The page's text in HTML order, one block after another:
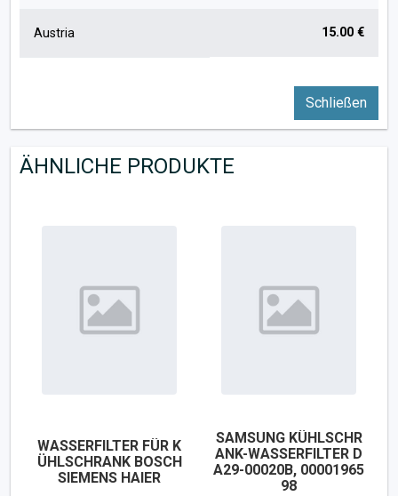
Austria 15.00 €
Schließen
ÄHNLICHE PRODUKTE
WASSERFILTER FÜR K
ÜHLSCHRANK BOSCH
SIEMENS HAIER
SAMSUNG KÜHLSCHR
ANK-WASSERFILTER D
A29-00020B, 00001965
98